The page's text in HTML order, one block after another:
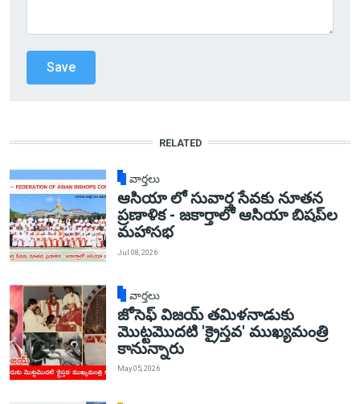
RELATED
వార్తలు
ఆసియా లో సువార్త సేవకు నూతన
ప్రణాళిక - జకార్తాలో ఆసియా బిషప్‌ల
మహాసభ
Jul 08, 2026
వార్తలు
జోసెఫ్ విజయ్ తమిళనాడుకు
మొట్టమొదటి 'క్రైస్తవ' ముఖ్యమంత్రి
కానున్నారు
May 05, 2026